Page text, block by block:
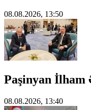
08.08.2026, 13:50
Paşinyan İlham
08.08.2026, 13:40